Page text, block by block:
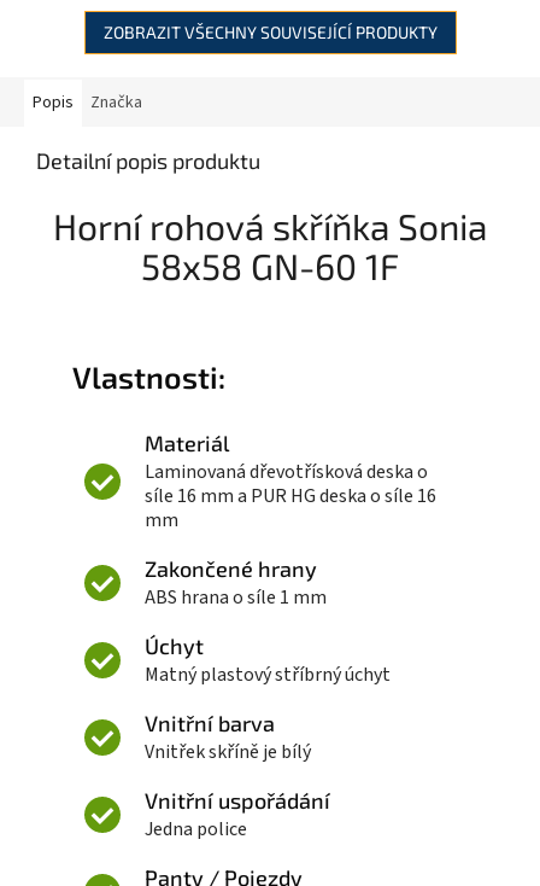
ZOBRAZIT VŠECHNY SOUVISEJÍCÍ PRODUKTY
Popis Značka
Detailní popis produktu
Horní rohová skříňka Sonia
58x58 GN-60 1F
Vlastnosti:
Materiál
Laminovaná dřevotřísková deska o
síle 16 mm a PUR HG deska o síle 16
mm
Zakončené hrany
ABS hrana o síle 1 mm
Úchyt
Matný plastový stříbrný úchyt
Vnitřní barva
Vnitřek skříně je bílý
Vnitřní uspořádání
Jedna police
Panty / Pojezdy